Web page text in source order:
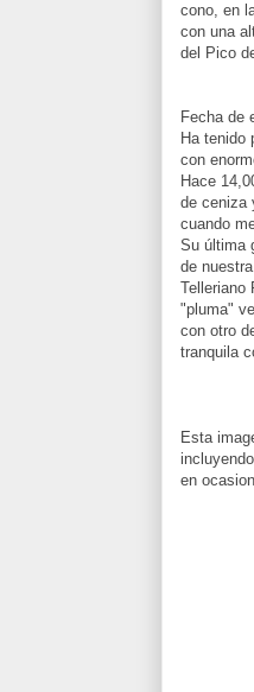
cono, en
con una
del Pico
Fecha de
Ha tenido
con
Hace
de ceniza
cuando
Su última
de
Telleriano
"pluma"
con otro
tranquila
Esta
en